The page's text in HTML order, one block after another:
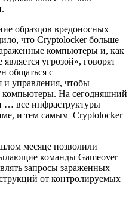
образцов вредоносных
что Cryptolocker больше
компьютеры и, как
угрозой», говорят
общаться с
и управления, чтобы
компьютеры. На сегодняшний
… все инфраструктуры
и тем самым Cryptolocker
месяце позволили
команды Gameover
запросы зараженных
от контролируемых